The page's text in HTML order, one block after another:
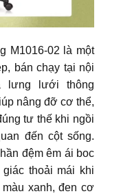
M1016-02 là một
bán chạy tại nội
lưng lưới thông
nâng đỡ cơ thể,
tư thế khi ngồi
đến cột sống.
đệm êm ái boc
thoải mái khi
xanh, đen cơ